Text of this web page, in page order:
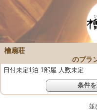
檜扇荘
のプラ
日付未定1泊 1部屋 人数未定
条件
並